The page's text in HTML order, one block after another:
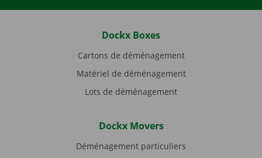
Dockx Boxes
Cartons de déménagement
Matériel de déménagement
Lots de déménagement
Dockx Movers
Déménagement particuliers